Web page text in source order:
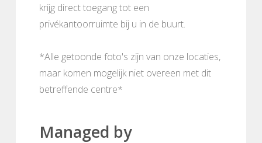
krijg direct toegang tot een
privékantoorruimte bij u in de buurt.
*Alle getoonde foto's zijn van onze locaties,
maar komen mogelijk niet overeen met dit
betreffende centre*
Managed by